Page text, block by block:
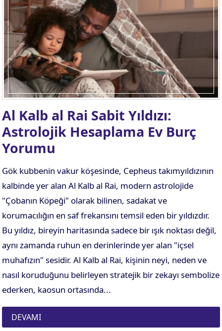
EV4. EV
EV
10. EV
Al Kalb al Rai Sabit Yıldızı:
Astrolojik Hesaplama Ev Burç
Yorumu
Gök kubbenin vakur köşesinde, Cepheus takımyıldızının
kalbinde yer alan Al Kalb al Rai, modern astrolojide
"Çobanın Köpeği" olarak bilinen, sadakat ve
korumacılığın en saf frekansını temsil eden bir yıldızdır.
Bu yıldız, bireyin haritasında sadece bir ışık noktası değil,
aynı zamanda ruhun en derinlerinde yer alan "içsel
muhafızın" sesidir. Al Kalb al Rai, kişinin neyi, neden ve
nasıl koruduğunu belirleyen stratejik bir zekayı sembolize
ederken, kaosun ortasında...
DEVAMI